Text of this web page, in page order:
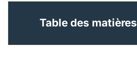
Table des matières